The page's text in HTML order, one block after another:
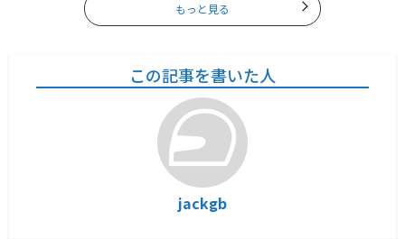
もっと見る
この記事を書いた人
jackgb